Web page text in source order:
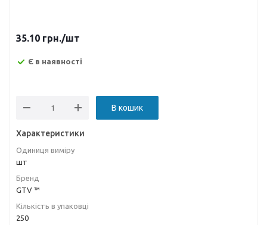
35.10 грн./шт
Є в наявності
В кошик
Характеристики
Одиниця виміру
шт
Бренд
GTV ™
Кількість в упаковці
250